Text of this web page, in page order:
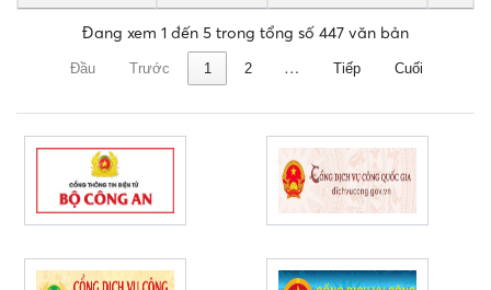
thẩm quyền giải
quyết của Bộ
Công an
lĩnh vực cấp,
quản lý căn cước;
thực điện tử; quản
kinh doanh có
điều kiện về an
ninh, trật tự; đăng
ký, quản lý con
dẫu; sát hạch, cấp
giấy phép lái xe;
lượng sản phẩm,
Đang xem 1 đến 5 trong tổng số 447 văn bản
Đầu Trước 1 2 … Tiếp Cuối